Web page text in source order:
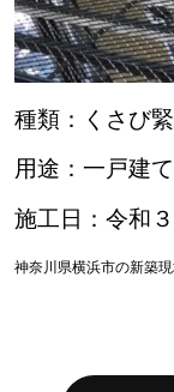
種類：くさび
用途：一戸建
施工日：令和
神奈川県横浜市の新築